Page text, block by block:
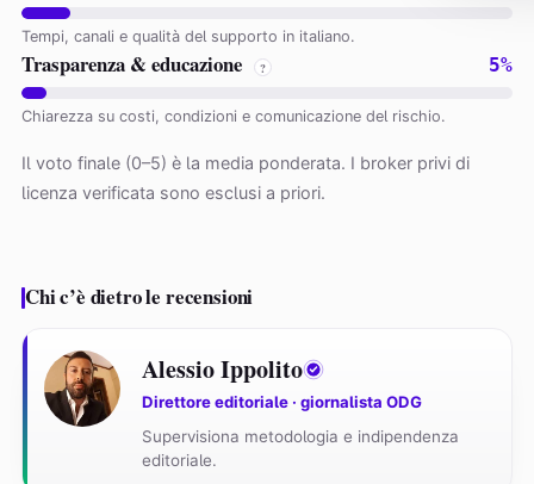
Tempi, canali e qualità del supporto in italiano.
Trasparenza & educazione ? 5%
Chiarezza su costi, condizioni e comunicazione del rischio.
Il voto finale (0–5) è la media ponderata. I broker privi di
licenza verificata sono esclusi a priori.
Chi c’è dietro le recensioni
Alessio Ippolito
Direttore editoriale · giornalista ODG
Supervisiona metodologia e indipendenza
editoriale.